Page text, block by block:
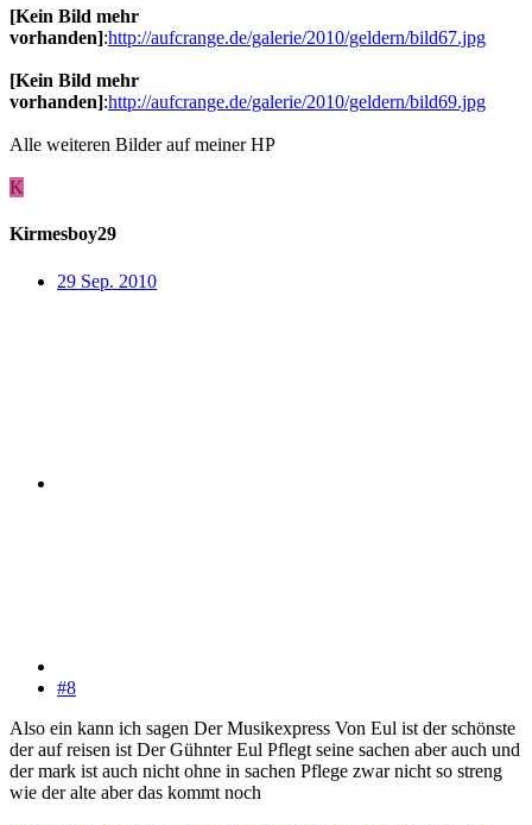
[Kein Bild mehr
vorhanden]:http://aufcrange.de/galerie/2010/geldern/bild67.jpg
[Kein Bild mehr
vorhanden]:http://aufcrange.de/galerie/2010/geldern/bild69.jpg
Alle weiteren Bilder auf meiner HP
K
Kirmesboy29
29 Sep. 2010
#8
Also ein kann ich sagen Der Musikexpress Von Eul ist der schönste
der auf reisen ist Der Gühnter Eul Pflegt seine sachen aber auch und
der mark ist auch nicht ohne in sachen Pflege zwar nicht so streng
wie der alte aber das kommt noch